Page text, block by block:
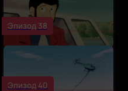
Эпизод 38
Эпизод 40